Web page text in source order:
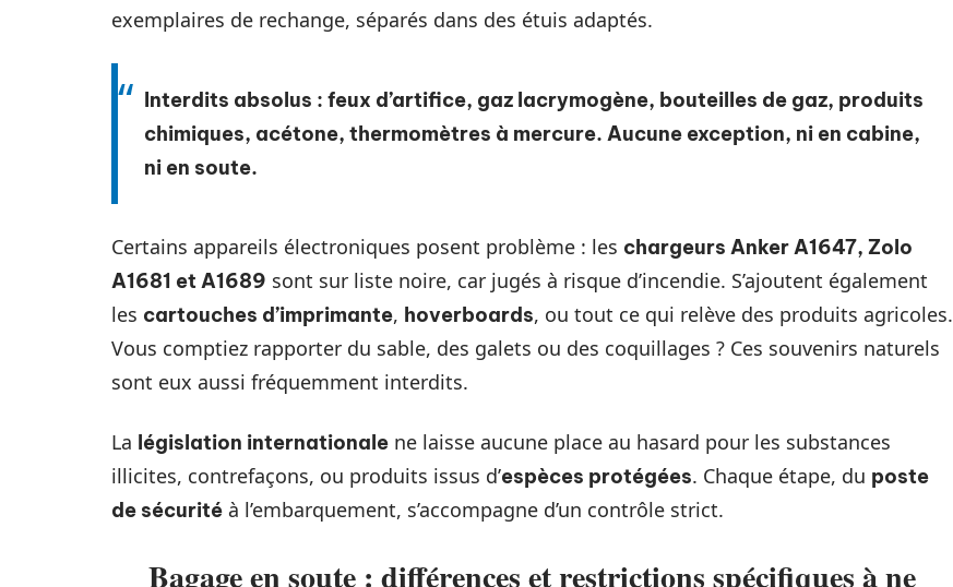
exemplaires de rechange, séparés dans des étuis adaptés.
Interdits absolus : feux d’artifice, gaz lacrymogène, bouteilles de gaz, produits
chimiques, acétone, thermomètres à mercure. Aucune exception, ni en cabine,
ni en soute.
Certains appareils électroniques posent problème : les chargeurs Anker A1647, Zolo
A1681 et A1689 sont sur liste noire, car jugés à risque d’incendie. S’ajoutent également
les cartouches d’imprimante, hoverboards, ou tout ce qui relève des produits agricoles.
Vous comptiez rapporter du sable, des galets ou des coquillages ? Ces souvenirs naturels
sont eux aussi fréquemment interdits.
La législation internationale ne laisse aucune place au hasard pour les substances
illicites, contrefaçons, ou produits issus d’espèces protégées. Chaque étape, du poste
de sécurité à l’embarquement, s’accompagne d’un contrôle strict.
Bagage en soute : différences et restrictions spécifiques à ne